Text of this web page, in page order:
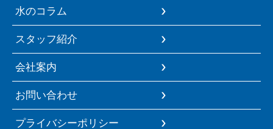
水のコラム
スタッフ紹介
会社案内
お問い合わせ
プライバシーポリシー